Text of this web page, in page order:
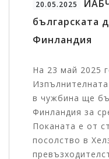
20.05.2025
българската
Финландия
На 23 май 2025
в чужбина ще
Финландия за
Поканата е от
посолство в